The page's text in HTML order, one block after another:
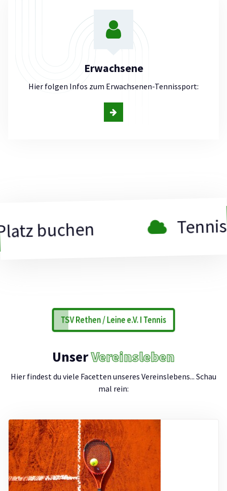
Erwachsene
Hier folgen Infos zum Erwachsenen-Tennissport:
Tennis-
TSV Rethen / Leine e.V. I Tennis
UnserVereinsleben
Hier findest du viele Facetten unseres Vereinslebens... Schau
mal rein: